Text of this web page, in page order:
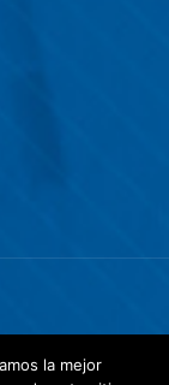
All Rights
la mejor